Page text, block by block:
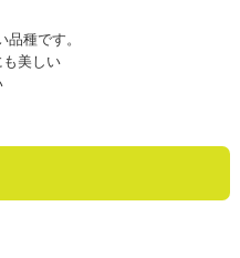
種です。
美しい